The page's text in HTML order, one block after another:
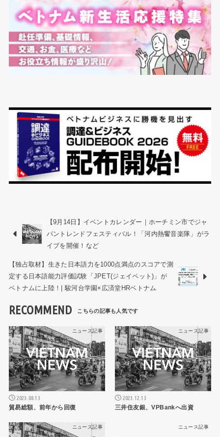
【9月14日】イベントカレンダー｜ホーチミン市でジャ
パントレンドフェスティバル！「河内熱饗音楽隊」がラ
イブを開催！など
【独占取材】生きた日本語力を1000点満点のスコアで測
定する日本語能力評価試験「JPET(ジェイペット)」が
ベトナムに上陸！| 駿河台学園×広済堂HRベトナム
RECOMMEND
ニュース記事
2023.08.13
貿易総額、前年から回復
ニュース記事
2023.12.13
三井住友銀、VPBankへ出資
ニュース記事 ニュース記事